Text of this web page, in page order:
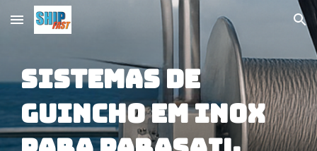
Skip to main content Skip to navigation
SISTEMAS DE
GUINCHO EM INOX